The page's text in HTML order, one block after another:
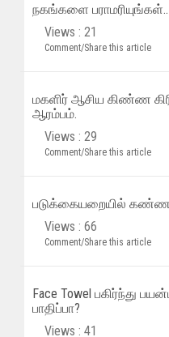
நகங்களை
Views : 21
Comment/Share this article
மகளிர் ஆசிய கிண்ண
ஆரம்பம்.
Views : 29
Comment/Share this article
படுக்கையறையில்
Views : 66
Comment/Share this article
Face Towel பகிர்ந்து
பாதிப்பா?
Views : 41